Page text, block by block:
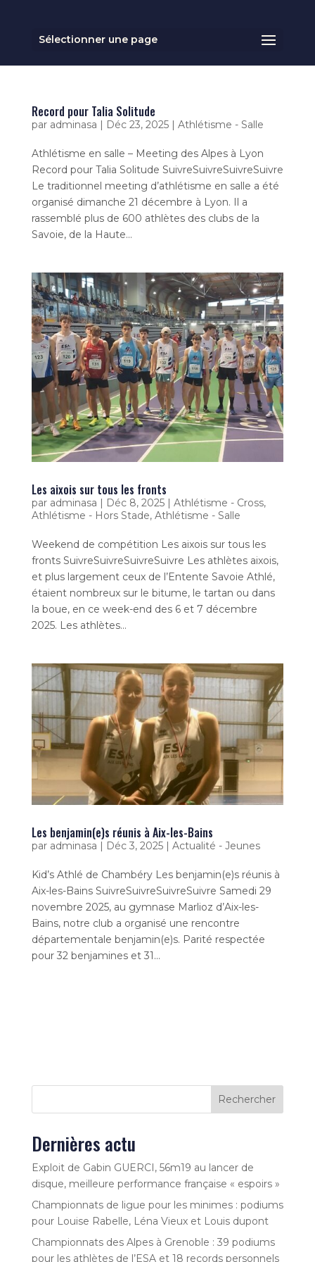
Sélectionner une page
Record pour Talia Solitude
par adminasa | Déc 23, 2025| Athlétisme - Salle
Athlétisme en salle – Meeting des Alpes à Lyon
Record pour Talia Solitude SuivreSuivreSuivreSuivre
Le traditionnel meeting d’athlétisme en salle a été
organisé dimanche 21 décembre à Lyon. Il a
rassemblé plus de 600 athlètes des clubs de la
Savoie, de la Haute...
Les aixois sur tous les fronts
par adminasa | Déc 8, 2025| Athlétisme - Cross,
Athlétisme - Hors Stade, Athlétisme - Salle
Weekend de compétition Les aixois sur tous les
fronts SuivreSuivreSuivreSuivre Les athlètes aixois,
et plus largement ceux de l’Entente Savoie Athlé,
étaient nombreux sur le bitume, le tartan ou dans
la boue, en ce week-end des 6 et 7 décembre
2025. Les athlètes...
Les benjamin(e)s réunis à Aix-les-Bains
par adminasa Déc 3, 2025| Actualité - Jeunes
Kid’s Athlé de Chambéry Les benjamin(e)s réunis à
Aix-les-Bains SuivreSuivreSuivreSuivre Samedi 29
novembre 2025, au gymnase Marlioz d’Aix-les-
Bains, notre club a organisé une rencontre
départementale benjamin(e)s. Parité respectée
pour 32 benjamines et 31...
Rechercher
Dernières actu
Exploit de Gabin GUERCI, 56m19 au lancer de
disque, meilleure performance française « espoirs »
Championnats de ligue pour les minimes : podiums
pour Louise Rabelle, Léna Vieux et Louis dupont
Championnats des Alpes à Grenoble : 39 podiums
pour les athlètes de l’ESA et 18 records personnels